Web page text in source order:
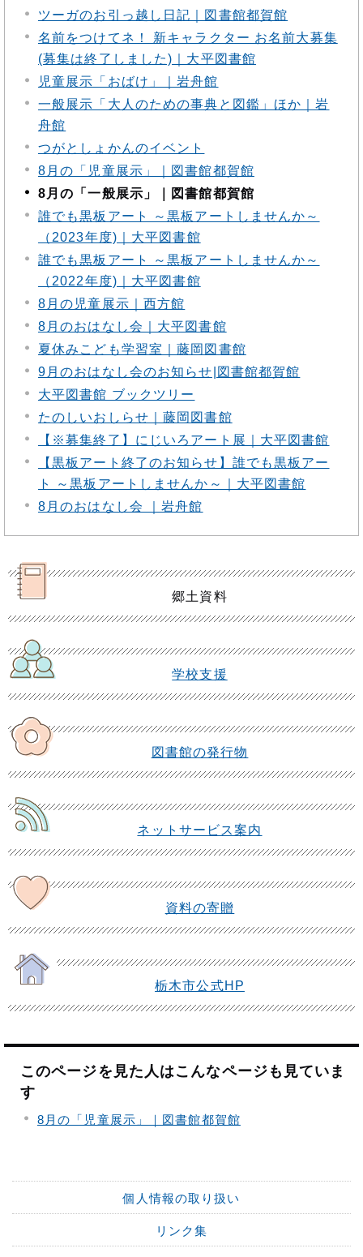
ツーガのお引っ越し日記｜図書館都賀館
名前をつけてネ！ 新キャラクター お名前大募集
(募集は終了しました)｜大平図書館
児童展示「おばけ」｜岩舟館
一般展示「大人のための事典と図鑑」ほか｜岩
舟館
つがとしょかんのイベント
8月の「児童展示」｜図書館都賀館
8月の「一般展示」｜図書館都賀館
誰でも黒板アート ～黒板アートしませんか～
（2023年度)｜大平図書館
誰でも黒板アート ～黒板アートしませんか～
（2022年度)｜大平図書館
8月の児童展示｜西方館
8月のおはなし会｜大平図書館
夏休みこども学習室｜藤岡図書館
9月のおはなし会のお知らせ|図書館都賀館
大平図書館 ブックツリー
たのしいおしらせ｜藤岡図書館
【※募集終了】にじいろアート展｜大平図書館
【黒板アート終了のお知らせ】誰でも黒板アー
ト ～黒板アートしませんか～｜大平図書館
8月のおはなし会 ｜岩舟館
郷土資料
学校支援
図書館の発行物
ネットサービス案内
資料の寄贈
栃木市公式HP
このページを見た人はこんなページも見ていま
す
8月の「児童展示」｜図書館都賀館
個人情報の取り扱い
リンク集